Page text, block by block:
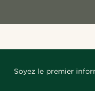
Soyez le premier